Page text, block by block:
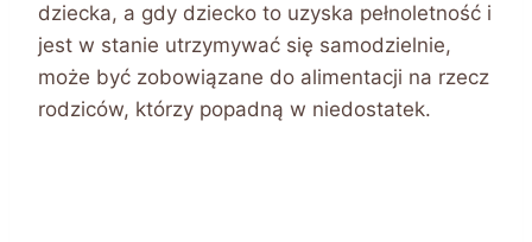
dziecka, a gdy dziecko to uzyska pełnoletność i
jest w stanie utrzymywać się samodzielnie,
może być zobowiązane do alimentacji na rzecz
rodziców, którzy popadną w niedostatek.